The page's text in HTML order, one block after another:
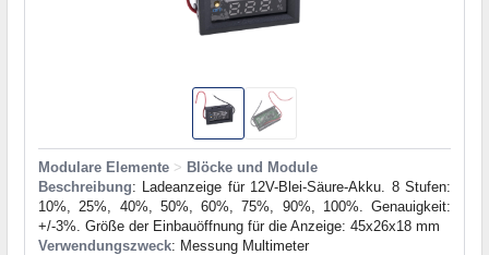
Modulare Elemente > Blöcke und Module
Beschreibung: Ladeanzeige für 12V-Blei-Säure-Akku. 8 Stufen:
10%, 25%, 40%, 50%, 60%, 75%, 90%, 100%. Genauigkeit:
+/-3%. Größe der Einbauöffnung für die Anzeige: 45x26x18 mm
Verwendungszweck: Messung Multimeter